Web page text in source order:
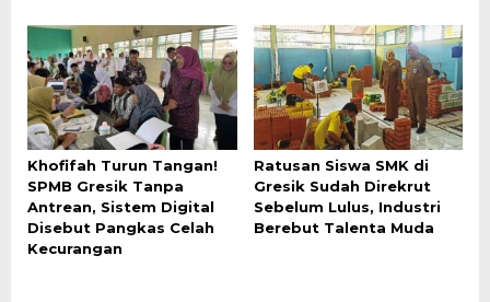
Khofifah Turun Tangan!
SPMB Gresik Tanpa
Antrean, Sistem Digital
Disebut Pangkas Celah
Kecurangan
Ratusan Siswa SMK di
Gresik Sudah Direkrut
Sebelum Lulus, Industri
Berebut Talenta Muda